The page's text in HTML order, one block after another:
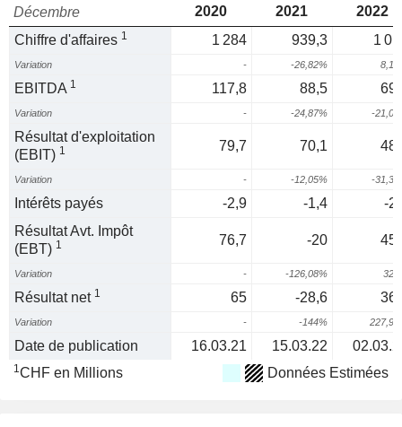
Décembre
2020 2021
2022
Chiffre d'affaires 1 1 284 939,3 1
Variation - -26,82%
EBITDA 1 117,8 88,5
Variation - -24,87% -
Résultat d'exploitation
(EBIT) 1 79,7 70,1
Variation - -12,05% -
Intérêts payés -2,9 -1,4
-
Résultat Avt. Impôt
(EBT) 1 76,7 -20
Variation - -126,08%
Résultat net 1 65 -28,6
Variation - -144%
Date de publication 16.03.21 15.03.22
1CHF en Millions Données Estimées